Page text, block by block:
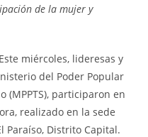
de la mujer y
miércoles, lideresas y
del Poder Popular
(MPPTS), participaron en
realizado en la sede
Distrito Capital.